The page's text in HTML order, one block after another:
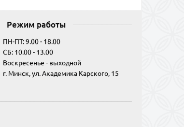
Режим работы
ПН-ПТ: 9.00 - 18.00
СБ: 10.00 - 13.00
Воскресенье - выходной
г. Минск, ул. Академика Карского, 15